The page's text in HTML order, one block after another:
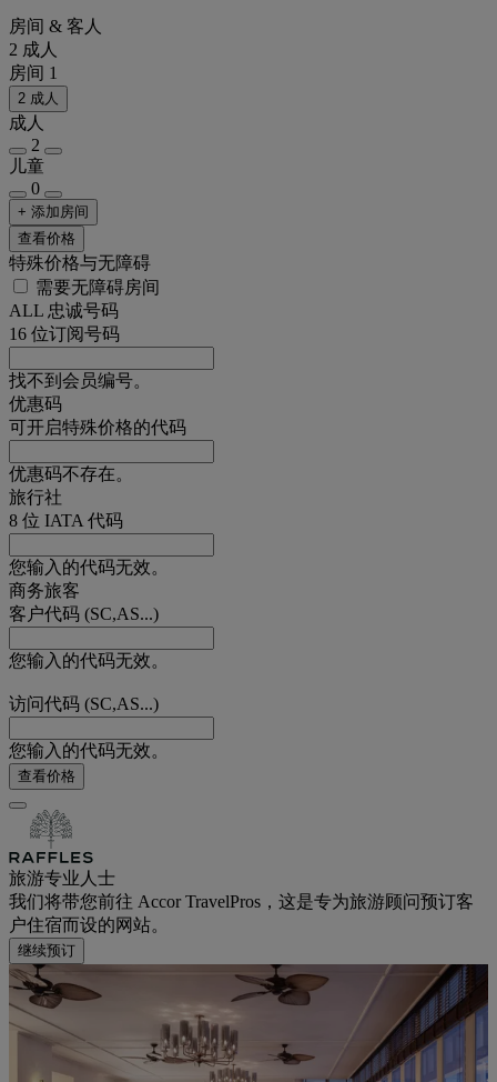
房间 & 客人
2 成人
房间 1
2 成人
成人
2
儿童
0
+ 添加房间
查看价格
特殊价格与无障碍
需要无障碍房间
ALL 忠诚号码
16 位订阅号码
找不到会员编号。
优惠码
可开启特殊价格的代码
优惠码不存在。
旅行社
8 位 IATA 代码
您输入的代码无效。
商务旅客
客户代码 (SC,AS...)
您输入的代码无效。
访问代码 (SC,AS...)
您输入的代码无效。
查看价格
旅游专业人士
我们将带您前往 Accor TravelPros，这是专为旅游顾问预订客
户住宿而设的网站。
继续预订